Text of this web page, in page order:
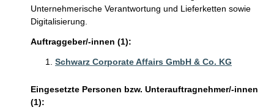
Unternehmerische Verantwortung und Lieferketten sowie
Digitalisierung.
Auftraggeber/-innen (1):
Schwarz Corporate Affairs GmbH & Co. KG
Eingesetzte Personen bzw. Unterauftragnehmer/-innen
(1):